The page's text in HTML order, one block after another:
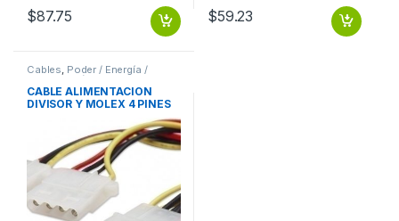
$87.75 $59.23
Cables Poder / Energía /
Alimentación
CABLE ALIMENTACION
DIVISOR Y MOLEX 4 PINES
A DUAL MOLEX HEMBRA
MOLEX 4 PINES A DUAL
MOLEX HEMBRA